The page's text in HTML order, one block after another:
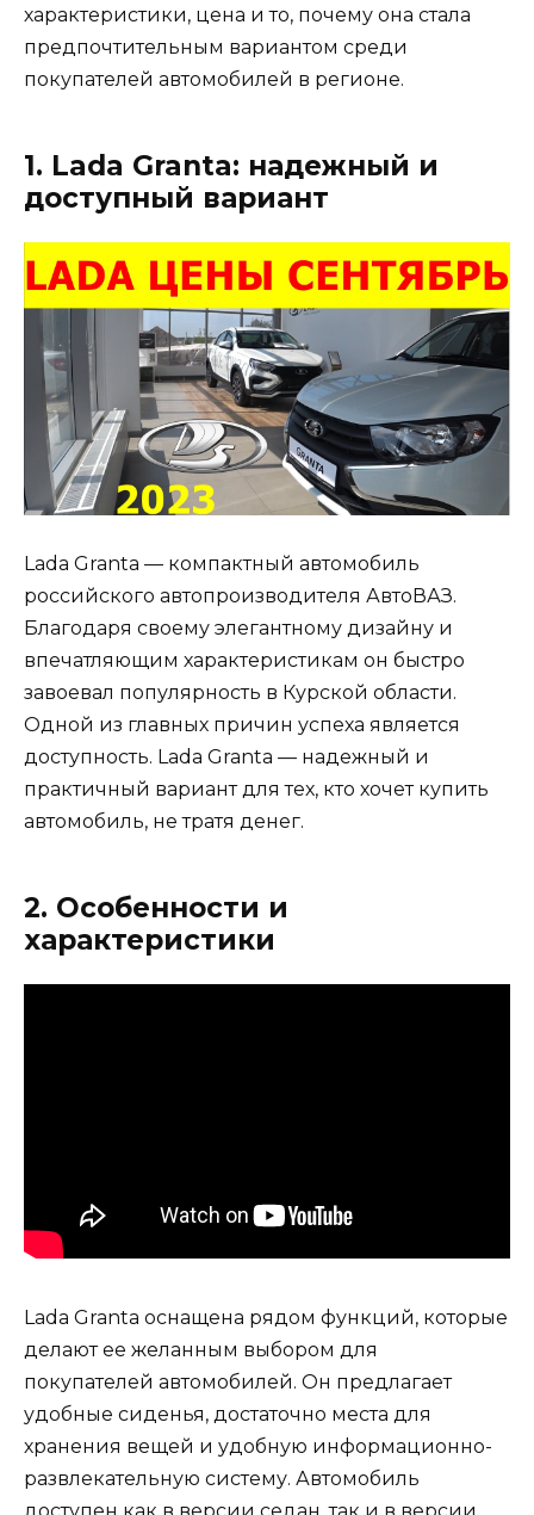
характеристики, цена и то, почему она стала
предпочтительным вариантом среди
покупателей автомобилей в регионе.
1. Lada Granta: надежный и
доступный вариант
Lada Granta — компактный автомобиль
российского автопроизводителя АвтоВАЗ.
Благодаря своему элегантному дизайну и
впечатляющим характеристикам он быстро
завоевал популярность в Курской области.
Одной из главных причин успеха является
доступность. Lada Granta — надежный и
практичный вариант для тех, кто хочет купить
автомобиль, не тратя денег.
2. Особенности и
характеристики
Lada Granta оснащена рядом функций, которые
делают ее желанным выбором для
покупателей автомобилей. Он предлагает
удобные сиденья, достаточно места для
хранения вещей и удобную информационно-
развлекательную систему. Автомобиль
доступен как в версии седан, так и в версии